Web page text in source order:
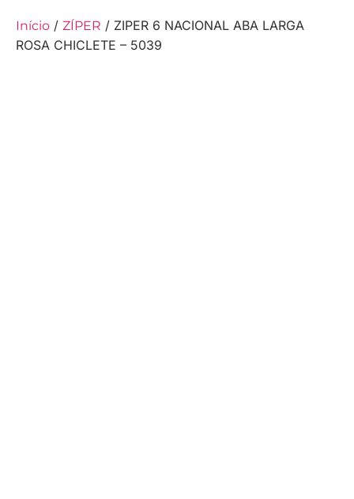
Início / ZÍPER / ZIPER 6 NACIONAL ABA LARGA
ROSA CHICLETE – 5039